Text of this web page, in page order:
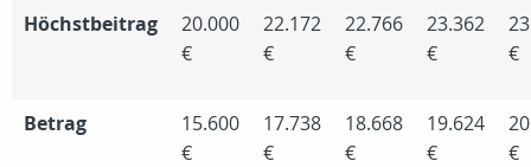
Höchstbeitrag
20.000
€
22.172
€
22.766
€
23.362
€
€
Betrag
15.600
€
17.738
€
18.668
€
19.624
€
€